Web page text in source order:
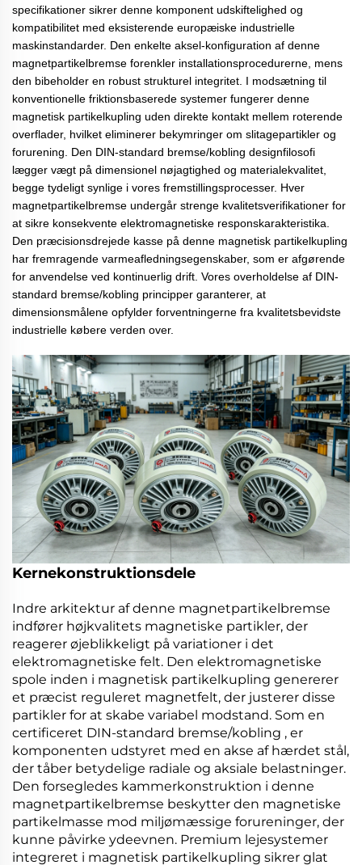
specifikationer sikrer denne komponent udskiftelighed og
kompatibilitet med eksisterende europæiske industrielle
maskinstandarder. Den enkelte aksel-konfiguration af denne
magnetpartikelbremse forenkler installationsprocedurerne, mens
den bibeholder en robust strukturel integritet. I modsætning til
konventionelle friktionsbaserede systemer fungerer denne
magnetisk partikelkupling uden direkte kontakt mellem roterende
overflader, hvilket eliminerer bekymringer om slitagepartikler og
forurening. Den DIN-standard bremse/kobling designfilosofi
lægger vægt på dimensionel nøjagtighed og materialekvalitet,
begge tydeligt synlige i vores fremstillingsprocesser. Hver
magnetpartikelbremse undergår strenge kvalitetsverifikationer for
at sikre konsekvente elektromagnetiske responskarakteristika.
Den præcisionsdrejede kasse på denne magnetisk partikelkupling
har fremragende varmeafledningsegenskaber, som er afgørende
for anvendelse ved kontinuerlig drift. Vores overholdelse af DIN-
standard bremse/kobling principper garanterer, at
dimensionsmålene opfylder forventningerne fra kvalitetsbevidste
industrielle købere verden over.
Kernekonstruktionsdele
Indre arkitektur af denne magnetpartikelbremse
indfører højkvalitets magnetiske partikler, der
reagerer øjeblikkeligt på variationer i det
elektromagnetiske felt. Den elektromagnetiske
spole inden i magnetisk partikelkupling genererer
et præcist reguleret magnetfelt, der justerer disse
partikler for at skabe variabel modstand. Som en
certificeret DIN-standard bremse/kobling , er
komponenten udstyret med en akse af hærdet stål,
der tåber betydelige radiale og aksiale belastninger.
Den forsegledes kammerkonstruktion i denne
magnetpartikelbremse beskytter den magnetiske
partikelmasse mod miljømæssige forureninger, der
kunne påvirke ydeevnen. Premium lejesystemer
integreret i magnetisk partikelkupling sikrer glat